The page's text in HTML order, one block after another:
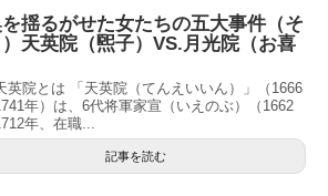
揺るがせた女たちの五大事件（そ
天英院（煕子）VS.月光院（お喜
英院とは 「天英院（てんえいいん）」（1666
年）は、6代将軍家宣（いえのぶ）（1662
年、在職...
記事を読む